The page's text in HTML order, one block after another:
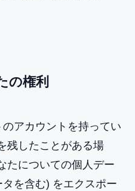
の権利
のアカウントを持ってい
残したことがある場
たについての個人デー
を含む) をエクスポー